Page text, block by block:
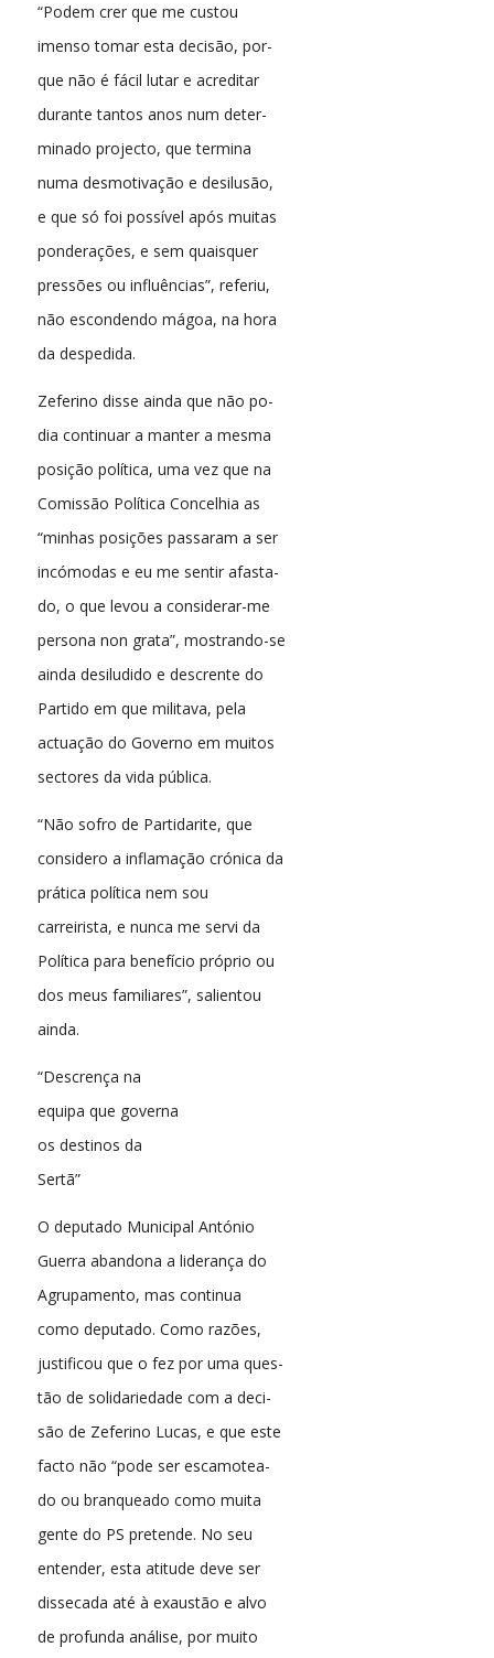
“Podem crer que me custou
imenso tomar esta decisão, por-
que não é fácil lutar e acreditar
durante tantos anos num deter-
minado projecto, que termina
numa desmotivação e desilusão,
e que só foi possível após muitas
ponderações, e sem quaisquer
pressões ou influências”, referiu,
não escondendo mágoa, na hora
da despedida.
Zeferino disse ainda que não po-
dia continuar a manter a mesma
posição política, uma vez que na
Comissão Política Concelhia as
“minhas posições passaram a ser
incómodas e eu me sentir afasta-
do, o que levou a considerar-me
persona non grata”, mostrando-se
ainda desiludido e descrente do
Partido em que militava, pela
actuação do Governo em muitos
sectores da vida pública.
“Não sofro de Partidarite, que
considero a inflamação crónica da
prática política nem sou
carreirista, e nunca me servi da
Política para benefício próprio ou
dos meus familiares”, salientou
ainda.
“Descrença na
equipa que governa
os destinos da
Sertã”
O deputado Municipal António
Guerra abandona a liderança do
Agrupamento, mas continua
como deputado. Como razões,
justificou que o fez por uma ques-
tão de solidariedade com a deci-
são de Zeferino Lucas, e que este
facto não “pode ser escamotea-
do ou branqueado como muita
gente do PS pretende. No seu
entender, esta atitude deve ser
dissecada até à exaustão e alvo
de profunda análise, por muito